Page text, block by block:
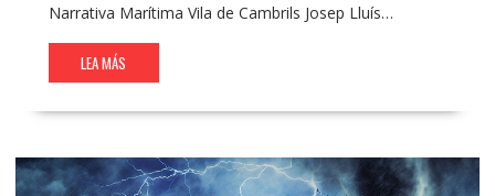
Narrativa Marítima Vila de Cambrils Josep Lluís…
LEA MÁS